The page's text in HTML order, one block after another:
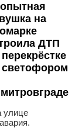
на
ДТП
светофором
улице